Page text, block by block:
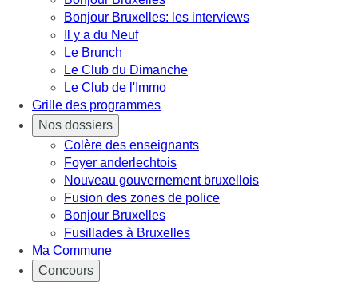
Bonjour Bruxelles: les interviews
Il y a du Neuf
Le Brunch
Le Club du Dimanche
Le Club de l'Immo
Grille des programmes
Nos dossiers
Colère des enseignants
Foyer anderlechtois
Nouveau gouvernement bruxellois
Fusion des zones de police
Bonjour Bruxelles
Fusillades à Bruxelles
Ma Commune
Concours